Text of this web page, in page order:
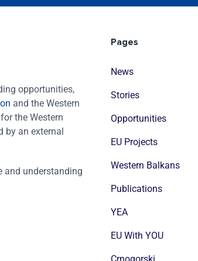
opportunities,
and the Western
the Western
by an external
and understanding
Pages
News
Stories
Opportunities
EU Projects
Western Balkans
Publications
YEA
EU With YOU